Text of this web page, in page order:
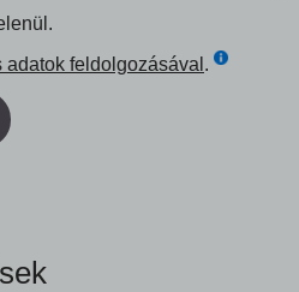
adatok feldolgozásával .